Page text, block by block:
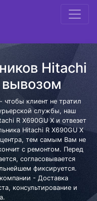
Hitachi
вывозом
клиент не тратил
службы, наш
R X690GU X и отвезет
Hitachi R X690GU X
центра, тем самым Вам не
с ремонтом. Перед
согласовывается
фиксируется.
- Доставка
консультирование и